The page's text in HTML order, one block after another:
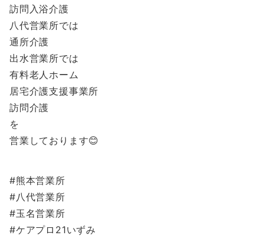
訪問入浴介護
八代営業所では
通所介護
出水営業所では
有料老人ホーム
居宅介護支援事業所
訪問介護
を
営業しております😊
#熊本営業所
#八代営業所
#玉名営業所
#ケアプロ21いずみ